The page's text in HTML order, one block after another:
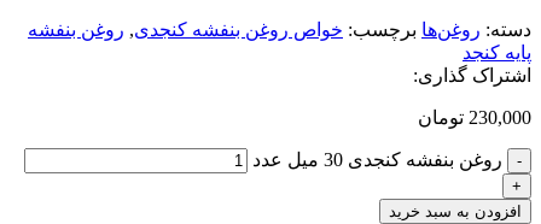
دسته: روغن‌ها برچسب: خواص روغن بنفشه کنجدی, روغن بنفشه
پایه کنجد
اشتراک گذاری:
230,000 تومان
روغن بنفشه کنجدی 30 میل عدد
افزودن به سبد خرید